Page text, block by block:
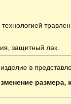
защитный лак.
в
размера,